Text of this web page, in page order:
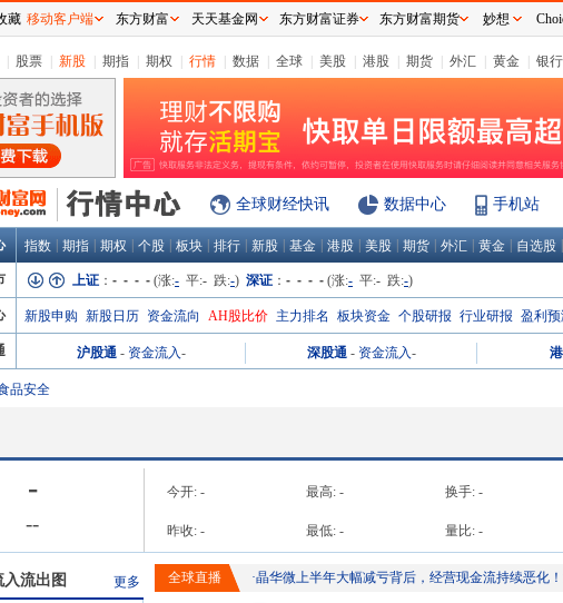
股票 新股 期指 期权 行情 数据 全球 美股 港股 期货 外汇 黄金 银行
全球财经快讯 数据中心 手机站
指数 期指 期权 个股 板块 排行 新股 基金 港股 美股 期货 外汇 黄金 自选股
上证 ： - - - - (涨:- 平:- 跌:-) 深证 ： - - - - (涨:- 平:- 跌:-)
新股申购 新股日历 资金流向 AH股比价 主力排名 板块资金 个股研报 行业研报 盈利预
沪股通 - 资金流入- 深股通 - 资金流入-
品安全
-
--
今开: - 最高: - 换手: -
昨收: - 最低: - 量比: -
流出图 更多 全球直播 ·晶华微上半年大幅减亏背后，经营现金流持续恶化
藏 移动客户端 东方财富 天天基金网 东方财富证券 东方财富期货 妙想